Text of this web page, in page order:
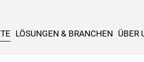
LÖSUNGEN & BRANCHEN ÜBER